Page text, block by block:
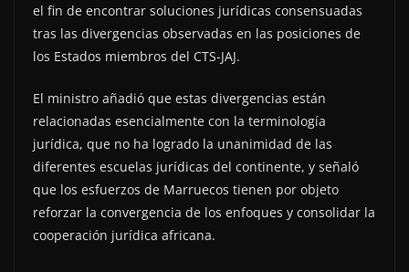
el fin de encontrar soluciones jurídicas consensuadas
tras las divergencias observadas en las posiciones de
los Estados miembros del CTS-JAJ.
El ministro añadió que estas divergencias están
relacionadas esencialmente con la terminología
jurídica, que no ha logrado la unanimidad de las
diferentes escuelas jurídicas del continente, y señaló
que los esfuerzos de Marruecos tienen por objeto
reforzar la convergencia de los enfoques y consolidar la
cooperación jurídica africana.